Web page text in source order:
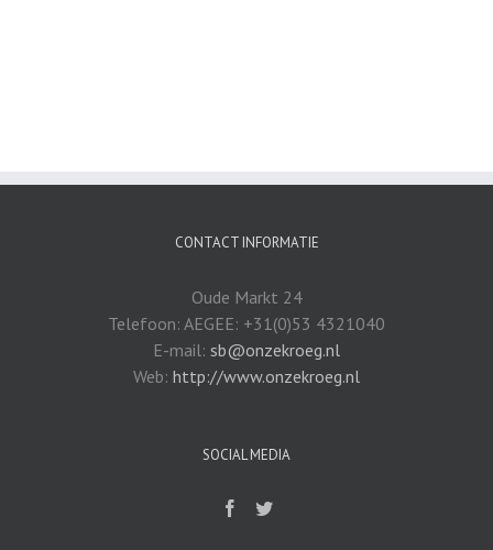
CONTACT INFORMATIE
Oude Markt 24
Telefoon: AEGEE: +31(0)53 4321040
E-mail: sb@onzekroeg.nl
Web: http://www.onzekroeg.nl
SOCIAL MEDIA